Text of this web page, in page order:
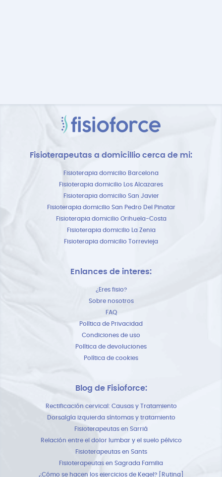
Fisioterapeutas a domicillio cerca de mi:
Fisioterapia domicilio Barcelona
Fisioterapia domicilio Los Alcazares
Fisioterapia domicilio San Javier
Fisioterapia domicilio San Pedro Del Pinatar
Fisioterapia domicilio Orihuela-Costa
Fisioterapia domicilio La Zenia
Fisioterapia domicilio Torrevieja
Enlances de interes:
¿Eres fisio?
Sobre nosotros
FAQ
Política de Privacidad
Condiciones de uso
Política de devoluciones
Política de cookies
Blog de Fisioforce:
Rectificación cervical: Causas y Tratamiento
Dorsalgía izquierda síntomas y tratamiento
Fisioterapeutas en Sarriá
Relación entre el dolor lumbar y el suelo pélvico
Fisioterapeutas en Sants
Fisioterapeutas en Sagrada Familia
¿Cómo se hacen los ejercicios de Kegel? [Rutina]